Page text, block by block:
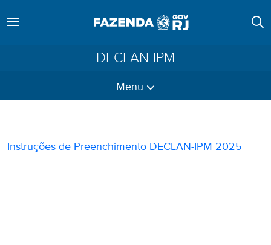
DECLAN-IPM
Menu
Instruções de Preenchimento DECLAN-IPM 2025